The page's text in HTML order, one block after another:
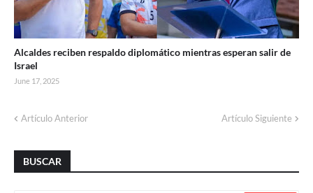
Alcaldes reciben respaldo diplomático mientras esperan salir de
Israel
June 17, 2025
Artículo Anterior Artículo Siguiente
BUSCAR